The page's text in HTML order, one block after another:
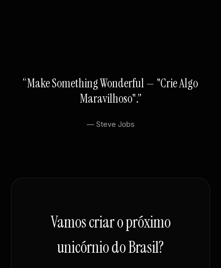
“Make Something Wonderful — "Crie Algo
Maravilhoso".”
— Steve Jobs
Vamos criar o próximo
unicórnio do Brasil?